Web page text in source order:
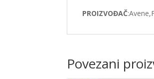
PROIZVOĐAČ
Povezani